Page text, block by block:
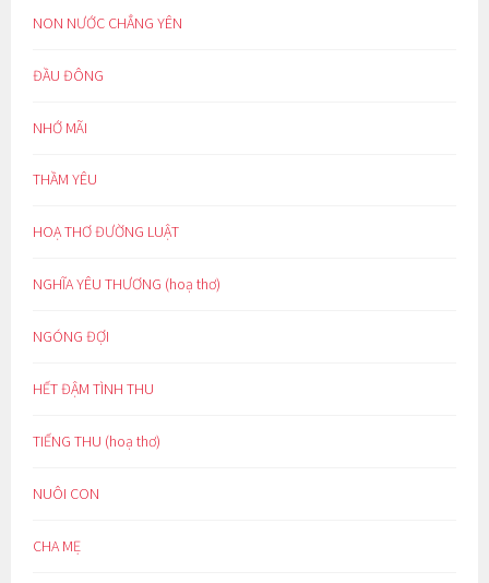
NON NƯỚC CHẲNG YÊN
ĐẦU ĐÔNG
NHỚ MÃI
THẦM YÊU
HOẠ THƠ ĐƯỜNG LUẬT
NGHĨA YÊU THƯƠNG (hoạ thơ)
NGÓNG ĐỢI
HẾT ĐẬM TÌNH THU
TIẾNG THU (hoạ thơ)
NUÔI CON
CHA MẸ